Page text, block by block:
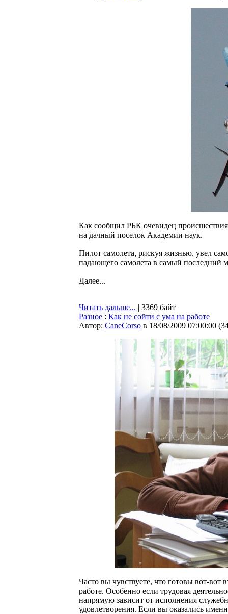
Как сообщил РБК очевидец
на дачный поселок Академии наук.
Пилот самолета, рискуя жизнью, увел
падающего самолета в самый последний
Далее...
Читать дальше... | 3369 байт
Разное : Как не сойти с ума на работе
Автор: CaneCorso в 18/08/2009 07:00:00 (
Часто вы чувствуете, что готовы вот-вот
работе. Особенно если трудовая
напрямую зависит от исполнения
удовлетворения. Если вы оказались